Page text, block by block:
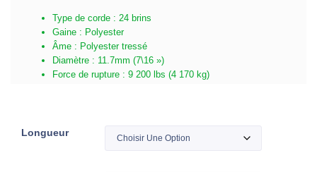
Type de corde : 24 brins
Gaine : Polyester
Âme : Polyester tressé
Diamètre : 11.7mm (7\16 »)
Force de rupture : 9 200 lbs (4 170 kg)
Longueur